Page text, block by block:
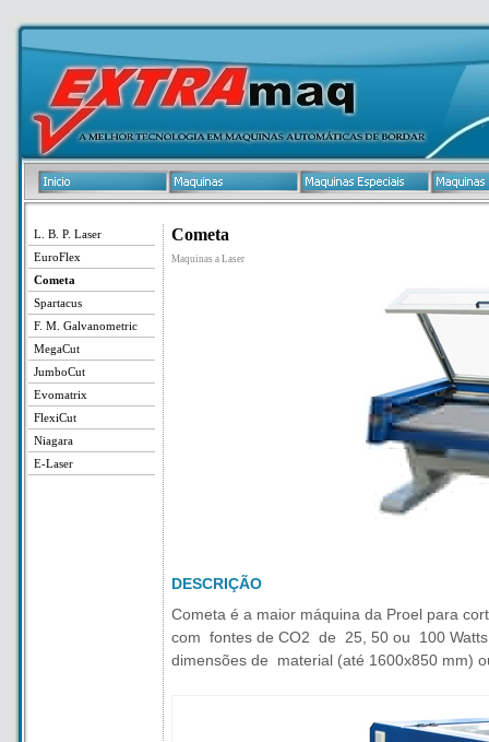
Cometa
Maquinas a Laser
DESCRIÇÃO
Cometa é a maior máquina da Proel para
com fontes de CO2 de 25, 50 ou 100
dimensões de material (até 1600x850 mm)
L. B. P. Laser
EuroFlex
Cometa
Spartacus
F. M. Galvanometric
MegaCut
JumboCut
Evomatrix
FlexiCut
Niagara
E-Laser